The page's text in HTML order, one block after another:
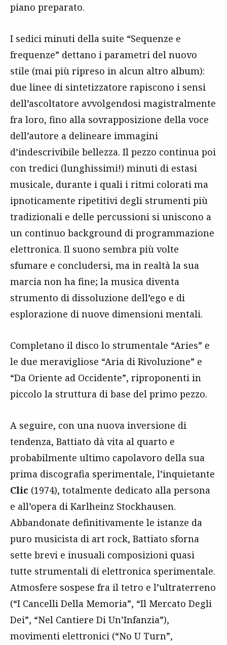
piano preparato.
I sedici minuti della suite “Sequenze e
frequenze” dettano i parametri del nuovo
stile (mai più ripreso in alcun altro album):
due linee di sintetizzatore rapiscono i sensi
dell’ascoltatore avvolgendosi magistralmente
fra loro, fino alla sovrapposizione della voce
dell’autore a delineare immagini
d’indescrivibile bellezza. Il pezzo continua poi
con tredici (lunghissimi!) minuti di estasi
musicale, durante i quali i ritmi colorati ma
ipnoticamente ripetitivi degli strumenti più
tradizionali e delle percussioni si uniscono a
un continuo background di programmazione
elettronica. Il suono sembra più volte
sfumare e concludersi, ma in realtà la sua
marcia non ha fine; la musica diventa
strumento di dissoluzione dell’ego e di
esplorazione di nuove dimensioni mentali.
Completano il disco lo strumentale “Aries” e
le due meravigliose “Aria di Rivoluzione” e
“Da Oriente ad Occidente”, riproponenti in
piccolo la struttura di base del primo pezzo.
A seguire, con una nuova inversione di
tendenza, Battiato dà vita al quarto e
probabilmente ultimo capolavoro della sua
prima discografia sperimentale, l’inquietante
Clic (1974), totalmente dedicato alla persona
e all’opera di Karlheinz Stockhausen.
Abbandonate definitivamente le istanze da
puro musicista di art rock, Battiato sforna
sette brevi e inusuali composizioni quasi
tutte strumentali di elettronica sperimentale.
Atmosfere sospese fra il tetro e l’ultraterreno
(“I Cancelli Della Memoria”, “Il Mercato Degli
Dei”, “Nel Cantiere Di Un’Infanzia”),
movimenti elettronici (“No U Turn”,